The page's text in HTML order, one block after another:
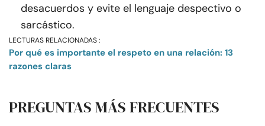
desacuerdos y evite el lenguaje despectivo o
sarcástico.
LECTURAS RELACIONADAS :
Por qué es importante el respeto en una relación: 13
razones claras
PREGUNTAS MÁS FRECUENTES